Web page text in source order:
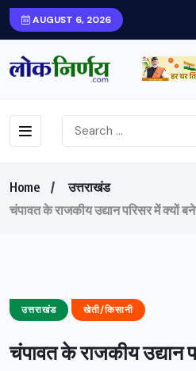
AUGUST 6, 2026
Home
उत्तराखंड
चंपावत के राजकीय उद्यान परिसर में क्यों
उत्तराखंड खेती/किसानी
चंपावत के राजकीय उद्यान